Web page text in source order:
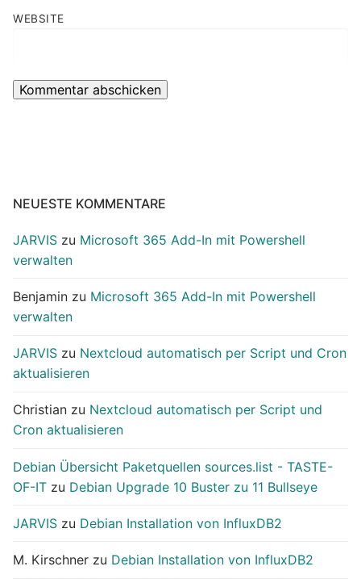
WEBSITE
NEUESTE KOMMENTARE
JARVIS zu Microsoft 365 Add-In mit Powershell
verwalten
Benjamin zu Microsoft 365 Add-In mit Powershell
verwalten
JARVIS zu Nextcloud automatisch per Script und Cron
aktualisieren
Christian zu Nextcloud automatisch per Script und
Cron aktualisieren
Debian Übersicht Paketquellen sources.list - TASTE-
OF-IT zu Debian Upgrade 10 Buster zu 11 Bullseye
JARVIS zu Debian Installation von InfluxDB2
M. Kirschner zu Debian Installation von InfluxDB2